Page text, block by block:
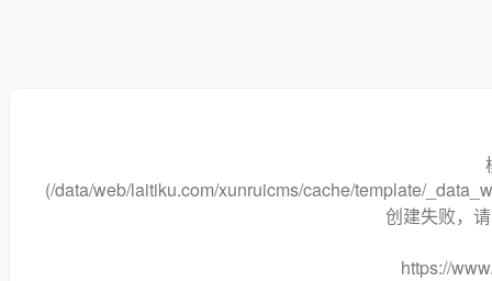
(/data/web/laitiku.com/xunruicms/cache/template/
创建失败，
https://